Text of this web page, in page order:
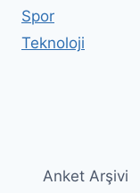
Spor
Teknoloji
Anket Arşivi